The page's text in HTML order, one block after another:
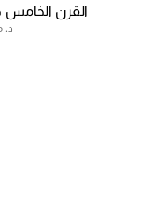
القرن الخامس
د.